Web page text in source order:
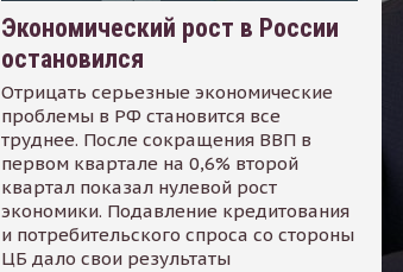
Экономический рост в России
остановился
Отрицать серьезные экономические
проблемы в РФ становится все
труднее. После сокращения ВВП в
первом квартале на 0,6% второй
квартал показал нулевой рост
экономики. Подавление кредитования
и потребительского спроса со стороны
ЦБ дало свои результаты